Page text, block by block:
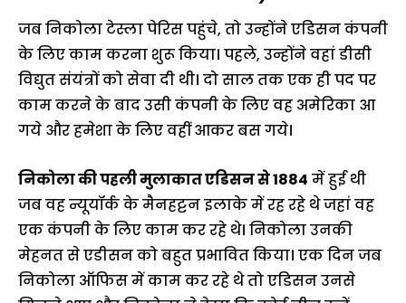
जब निकोला टेस्ला पेरिस पहुंचे, तो उन्होंने एडिसन कंपनी
के लिए काम करना शुरू किया। पहले, उन्होंने वहां डीसी
विद्युत संयंत्रों को सेवा दी थी। दो साल तक एक ही पद पर
काम करने के बाद उसी कंपनी के लिए वह अमेरिका आ
गये और हमेशा के लिए वहीं आकर बस गये।
निकोला की पहली मुलाकात एडिसन से 1884 में हुई थी
जब वह न्यूयॉर्क के मैनहट्टन इलाके में रह रहे थे जहां वह
एक कंपनी के लिए काम कर रहे थे। निकोला उनकी
मेहनत से एडीसन को बहुत प्रभावित किया। एक दिन जब
निकोला ऑफिस में काम कर रहे थे तो एडिसन उनसे